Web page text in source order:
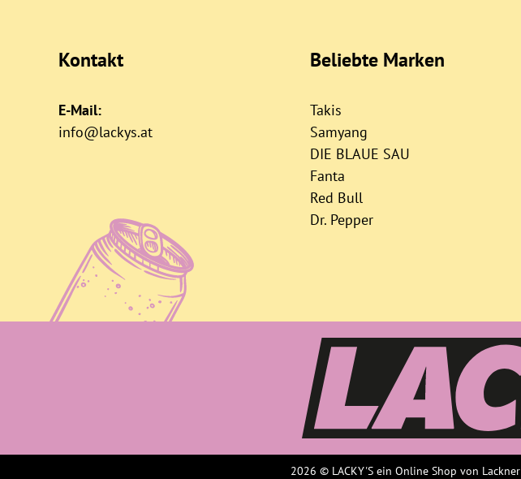
Kontakt
E-Mail:
info@lackys.at
Beliebte Marken
Takis
Samyang
DIE BLAUE SAU
Fanta
Red Bull
Dr. Pepper
2026 © LACKY'S ein Online Shop von